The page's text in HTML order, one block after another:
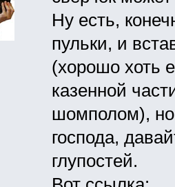
Ну есть,
пульки, и
(хорошо хоть
казенной
шомполом),
господа,
глупостей.